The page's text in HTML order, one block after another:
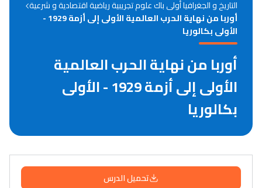
التاريخ و الجغرافيا أولى باك علوم تجريبية رياضية اقتصادية و شرعية
أوربا من نهاية الحرب العالمية الأولى إلى أزمة 1929 -
الأولى بكالوريا
أوربا من نهاية الحرب العالمية
الأولى إلى أزمة 1929 - الأولى
بكالوريا
تحميل الدرس